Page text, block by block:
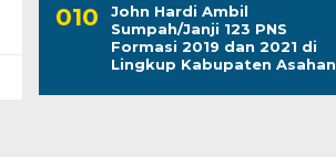
John Hardi Ambil
Sumpah/Janji 123 PNS
Formasi 2019 dan 2021 di
Lingkup Kabupaten Asahan